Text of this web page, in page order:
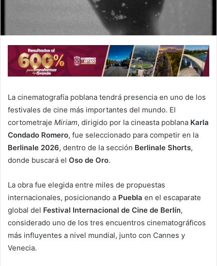
La cinematografía poblana tendrá presencia en uno de los
festivales de cine más importantes del mundo. El
cortometraje Miriam, dirigido por la cineasta poblana Karla
Condado Romero, fue seleccionado para competir en la
Berlinale 2026, dentro de la sección Berlinale Shorts,
donde buscará el Oso de Oro.
La obra fue elegida entre miles de propuestas
internacionales, posicionando a Puebla en el escaparate
global del Festival Internacional de Cine de Berlín,
considerado uno de los tres encuentros cinematográficos
más influyentes a nivel mundial, junto con Cannes y
Venecia.